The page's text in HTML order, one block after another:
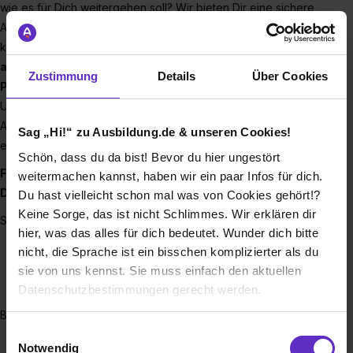
Zustimmung Details Über Cookies
Sag „Hi!“ zu Ausbildung.de & unseren Cookies!
Schön, dass du da bist! Bevor du hier ungestört
weitermachen kannst, haben wir ein paar Infos für dich.
Du hast vielleicht schon mal was von Cookies gehört!?
Keine Sorge, das ist nicht Schlimmes. Wir erklären dir
hier, was das alles für dich bedeutet. Wunder dich bitte
nicht, die Sprache ist ein bisschen komplizierter als du
sie von uns kennst. Sie muss einfach den aktuellen
Datenschutzbestimmungen gerecht werden.
Notwendig
wie es für Dich weitergehen soll? Wir bieten Dir eine sichere
Ausbildung, mit der Du optimal in Deine Zukunft starten
kannst. Bei uns erwarten Dich ein
abwechslungsreiche Aufgaben
, Unterstützung bei der
Prüfungsvorbereitung
Und wenn Du rausfinden willst, ob eine unserer
Ausbildungen zu Dir passt, mach doch erstmal
ein
Folgende Ausbildungen und duale Studiengänge kannst
Du bei uns machen:
Stores in ganz Deutschland:
Handelsfachwirt (m/w/d)
Verkäufer (m/w/d)
Einzelhandelskaufmann (m/w/d)
Bad Homburg bei Frankfurt:
Ausbildung zum Kaufmann im Groß- und